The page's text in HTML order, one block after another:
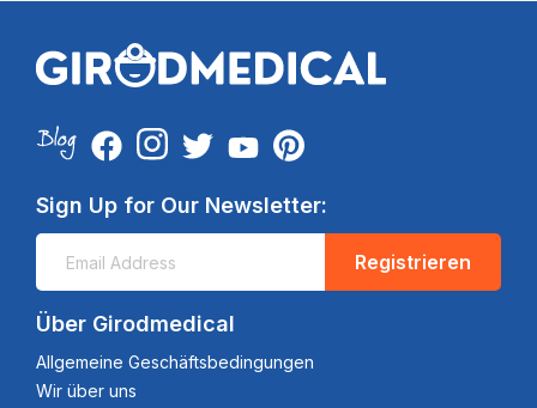
Sign Up for Our Newsletter:
Registrieren
Über Girodmedical
Allgemeine Geschäftsbedingungen
Wir über uns